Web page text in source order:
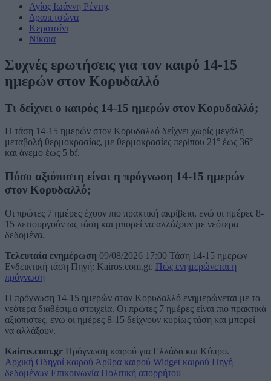
Αγίος Ιωάννη Ρέντης
Δραπετσώνα
Κερατσίνι
Νίκαια
Συχνές ερωτήσεις για τον καιρό 14-15
ημερών στον Κορυδαλλό
Τι δείχνει ο καιρός 14-15 ημερών στον Κορυδαλλό;
Η τάση 14-15 ημερών στον Κορυδαλλό δείχνει χωρίς μεγάλη
μεταβολή θερμοκρασίας, με θερμοκρασίες περίπου 21° έως 36°
και άνεμο έως 5 bf.
Πόσο αξιόπιστη είναι η πρόγνωση 14-15 ημερών
στον Κορυδαλλό;
Οι πρώτες 7 ημέρες έχουν πιο πρακτική ακρίβεια, ενώ οι ημέρες 8-
15 λειτουργούν ως τάση και μπορεί να αλλάξουν με νεότερα
δεδομένα.
Τελευταία ενημέρωση 09/08/2026 17:00 Τάση 14-15 ημερών
Ενδεικτική τάση Πηγή: Kairos.com.gr. Πώς ενημερώνεται η
πρόγνωση
Η πρόγνωση 14-15 ημερών στον Κορυδαλλό ενημερώνεται με τα
νεότερα διαθέσιμα στοιχεία. Οι πρώτες 7 ημέρες είναι πιο πρακτικά
αξιόπιστες, ενώ οι ημέρες 8-15 δείχνουν κυρίως τάση και μπορεί
να αλλάξουν.
Kairos.com.gr Πρόγνωση καιρού για Ελλάδα και Κύπρο.
Αρχική Οδηγοί καιρού Άρθρα καιρού Widget καιρού Πηγή
δεδομένων Επικοινωνία Πολιτική απορρήτου